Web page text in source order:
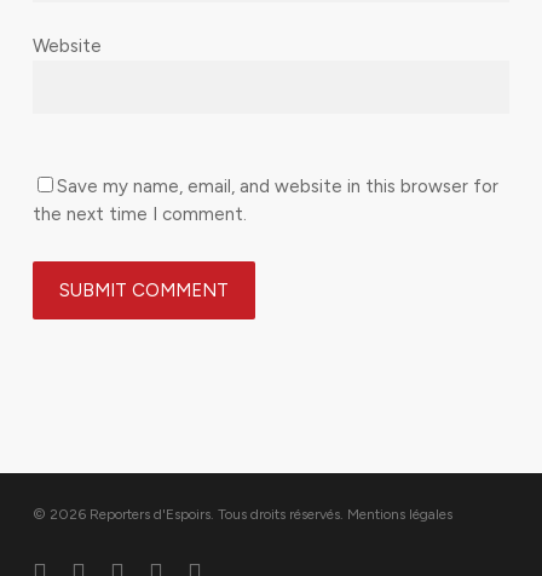
Website
Save my name, email, and website in this browser for
the next time I comment.
© 2026 Reporters d'Espoirs. Tous droits réservés. Mentions légales
twitter facebooklinkedinyoutubeflickr